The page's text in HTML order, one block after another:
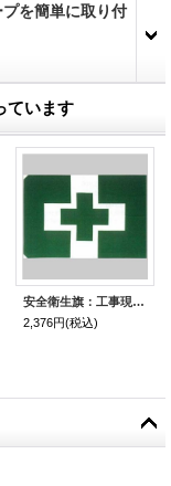
を簡単に取り付
ています
安全衛生旗：工事現場・工場で、掲揚する 色々なサイズの安全衛生旗
2,376円(税込)